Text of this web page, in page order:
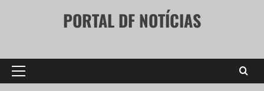
PORTAL DF NOTÍCIAS
Primary